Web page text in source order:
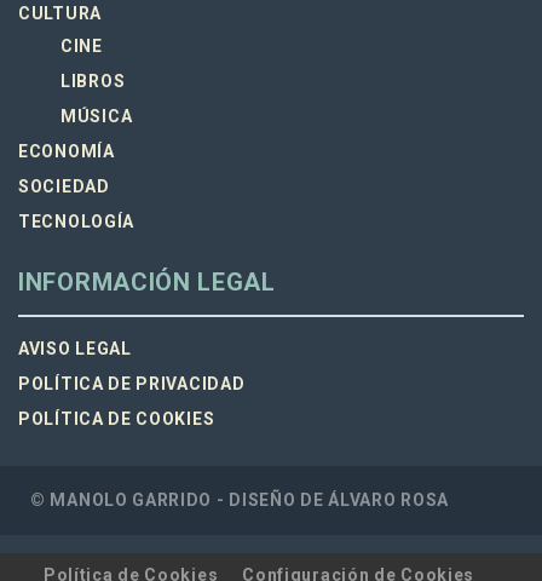
CULTURA
CINE
LIBROS
MÚSICA
ECONOMÍA
SOCIEDAD
TECNOLOGÍA
INFORMACIÓN LEGAL
AVISO LEGAL
POLÍTICA DE PRIVACIDAD
POLÍTICA DE COOKIES
© MANOLO GARRIDO - DISEÑO DEÁLVARO ROSA
Política de Cookies Configuración de Cookies